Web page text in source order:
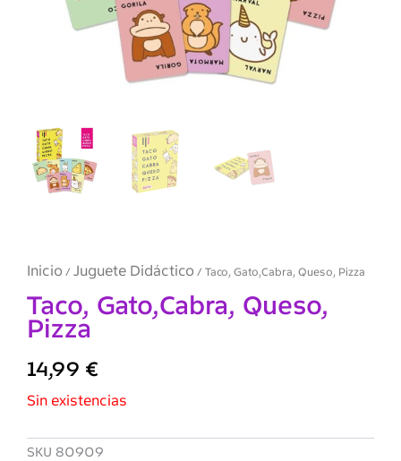
Inicio / Juguete Didáctico / Taco, Gato,Cabra, Queso, Pizza
Taco, Gato,Cabra, Queso,
Pizza
14,99 €
Sin existencias
SKU 80909